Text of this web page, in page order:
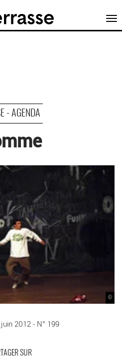
- AGENDA
©
2012 - N° 199
SUR